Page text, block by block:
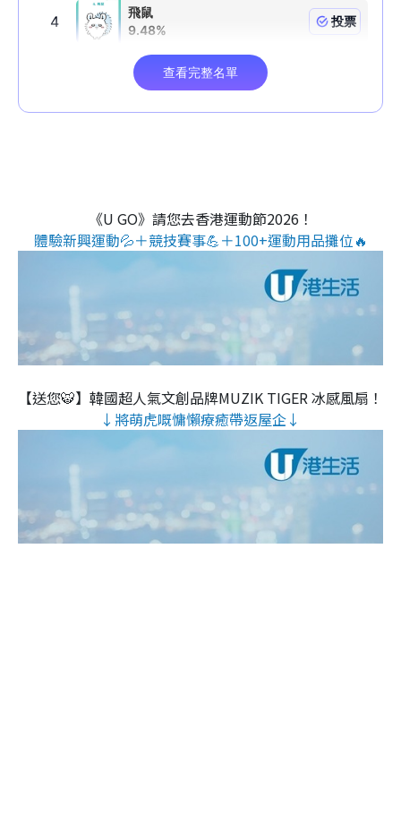
《U GO》請您去香港運動節2026！
體驗新興運動💦＋競技賽事💪＋100+運動用品攤位🔥
【送您🐯】韓國超人氣文創品牌MUZIK TIGER 冰感風扇！
↓將萌虎嘅慵懶療癒帶返屋企↓